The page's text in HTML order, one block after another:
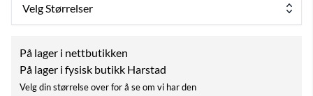
Velg Størrelser
På lager i nettbutikken
På lager i fysisk butikk Harstad
Velg din størrelse over for å se om vi har den